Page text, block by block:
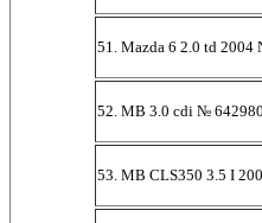
51. Mazda 6 2.0 td 2004
52. MB 3.0 cdi № 642980
53. MB CLS350 3.5 I